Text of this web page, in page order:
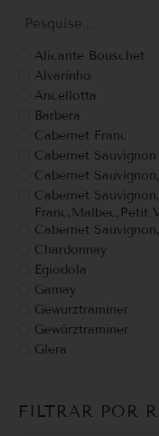
Alicante Bouschet
Alvarinho
Ancellotta
Barbera
Cabernet Franc
Cabernet Sauvignon
Cabernet
Cabernet
Franc,Malbec,Petit
Cabernet
Chardonnay
Egiodola
Gamay
Gewurztraminer
Gewürztraminer
Glera
Malbec
FILTRAR POR